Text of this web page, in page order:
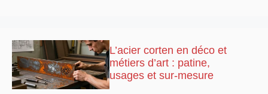
L’acier corten en déco et
métiers d’art : patine,
usages et sur-mesure